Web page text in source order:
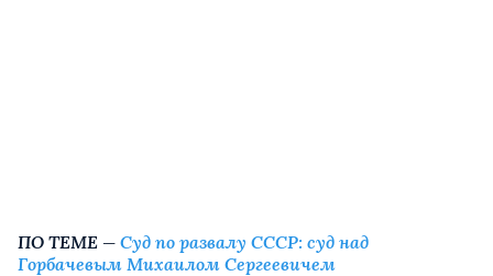
ПО ТЕМЕ — Суд по развалу СССР: суд над
Горбачевым Михаилом Сергеевичем